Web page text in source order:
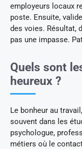
employeurs locaux
poste. Ensuite,
des voies. Résultat,
pas une impasse.
Quels sont
heureux ?
Le bonheur au
souvent dans les
psychologue,
métiers où le